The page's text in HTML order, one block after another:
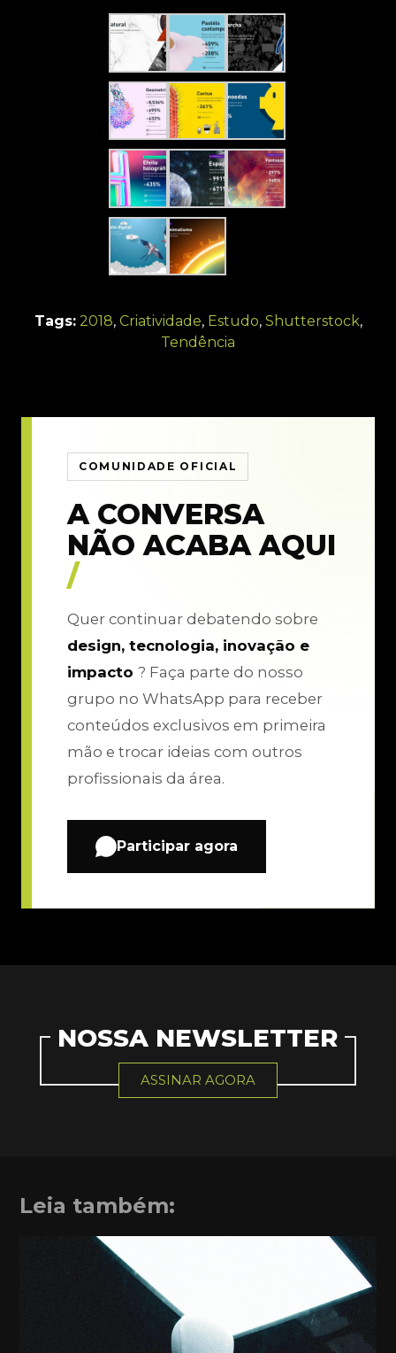
Tags: 2018, Criatividade, Estudo, Shutterstock,
Tendência
COMUNIDADE OFICIAL
A CONVERSA
NÃO ACABA AQUI
/
Quer continuar debatendo sobre
design, tecnologia, inovação e
impacto ? Faça parte do nosso
grupo no WhatsApp para receber
conteúdos exclusivos em primeira
mão e trocar ideias com outros
profissionais da área.
Participar agora
NOSSA NEWSLETTER
ASSINAR AGORA
Leia também: